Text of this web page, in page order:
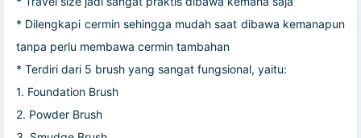
* Dilengkapi cermin sehingga mudah saat dibawa kemanapun
tanpa perlu membawa cermin tambahan
* Terdiri dari 5 brush yang sangat fungsional, yaitu:
1. Foundation Brush
2. Powder Brush